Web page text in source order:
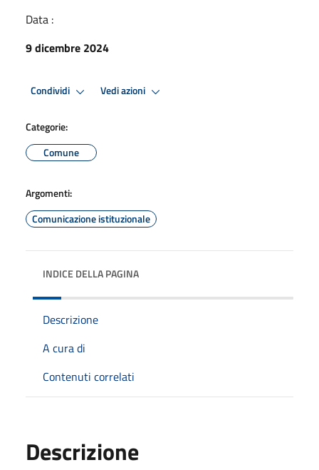
Data :
9 dicembre 2024
Condividi Vedi azioni
Categorie:
Comune
Argomenti:
Comunicazione istituzionale
INDICE DELLA PAGINA
Descrizione
A cura di
Contenuti correlati
Descrizione